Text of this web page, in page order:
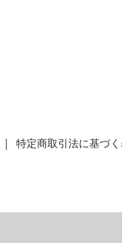
特定商取引法に基づ